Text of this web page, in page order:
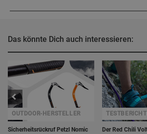
Das könnte Dich auch interessieren:
Sicherheitsrückruf Petzl Nomic
OUTDOOR-HERSTELLER
Der Red Chili